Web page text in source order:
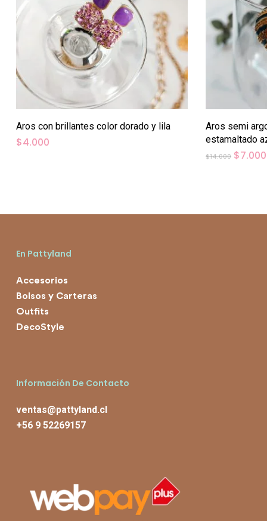
Aros con brillantes color dorado y lila
$4.000
Aros semi
estamaltado
$14.000 El
$7.000
En Pattyland
Accesorios
Bolsos y Carteras
Outfits
DecoStyle
Información De Contacto
ventas@pattyland.cl
+56 9 52269157